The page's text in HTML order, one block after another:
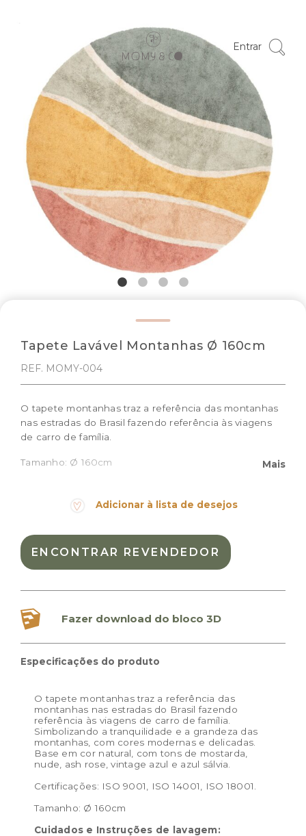
Entrar
Tapete Lavável Montanhas Ø 160cm
REF. MOMY-004
O tapete montanhas traz a referência das montanhas
nas estradas do Brasil fazendo referência às viagens
de carro de família.
Tamanho: Ø 160cm
Rose, Vintage Nude
Peso:
Dimensões das embalagem:
54,0 × 34,0 × 12,0 cm
Mais
Adicionar à lista de desejos
ENCONTRAR REVENDEDOR
Fazer download do bloco 3D
Especificações do produto
O tapete montanhas traz a referência das
montanhas nas estradas do Brasil fazendo
referência às viagens de carro de família.
Simbolizando a tranquilidade e a grandeza das
montanhas, com cores modernas e delicadas.
Base em cor natural, com tons de mostarda,
nude, ash rose, vintage azul e azul sálvia.
Certificações: ISO 9001, ISO 14001, ISO 18001.
Tamanho: Ø 160cm
Cuidados e Instruções de lavagem: